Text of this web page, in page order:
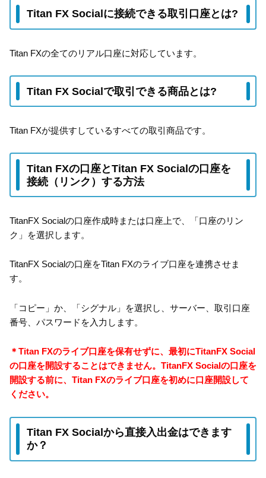
Titan FX Socialに接続できる取引口座とは?
Titan FXの全てのリアル口座に対応しています。
Titan FX Socialで取引できる商品とは?
Titan FXが提供すしているすべての取引商品です。
Titan FXの口座とTitan FX Socialの口座を
接続（リンク）する方法
TitanFX Socialの口座作成時または口座上で、「口座のリン
ク」を選択します。
TitanFX Socialの口座をTitan FXのライブ口座を連携させま
す。
「コピー」か、「シグナル」を選択し、サーバー、取引口座
番号、パスワードを入力します。
＊Titan FXのライブ口座を保有せずに、最初にTitanFX Social
の口座を開設することはできません。TitanFX Socialの口座を
開設する前に、Titan FXのライブ口座を初めに口座開設して
ください。
Titan FX Socialから直接入出金はできます
か？